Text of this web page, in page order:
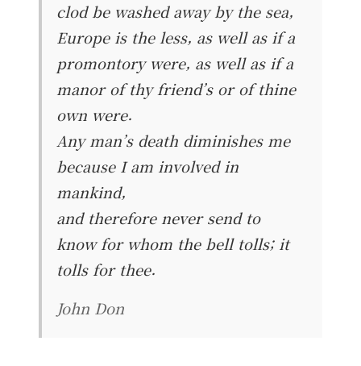
clod be washed away by the sea,
Europe is the less, as well as if a
promontory were, as well as if a
manor of thy friend’s or of thine
own were.
Any man’s death diminishes me
because I am involved in
mankind,
and therefore never send to
know for whom the bell tolls; it
tolls for thee.
John Don